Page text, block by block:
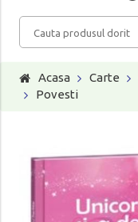
Acasa Carte
Povesti